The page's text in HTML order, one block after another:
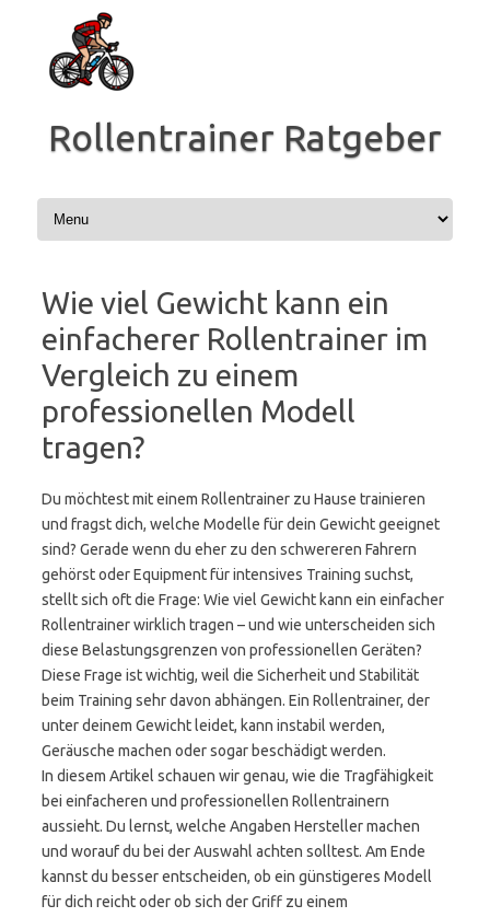
springen
Rollentrainer Ratgeber
Wie viel Gewicht kann ein
einfacherer Rollentrainer im
Vergleich zu einem
professionellen Modell
tragen?
Du möchtest mit einem Rollentrainer zu Hause trainieren
und fragst dich, welche Modelle für dein Gewicht geeignet
sind? Gerade wenn du eher zu den schwereren Fahrern
gehörst oder Equipment für intensives Training suchst,
stellt sich oft die Frage: Wie viel Gewicht kann ein einfacher
Rollentrainer wirklich tragen – und wie unterscheiden sich
diese Belastungsgrenzen von professionellen Geräten?
Diese Frage ist wichtig, weil die Sicherheit und Stabilität
beim Training sehr davon abhängen. Ein Rollentrainer, der
unter deinem Gewicht leidet, kann instabil werden,
Geräusche machen oder sogar beschädigt werden.
In diesem Artikel schauen wir genau, wie die Tragfähigkeit
bei einfacheren und professionellen Rollentrainern
aussieht. Du lernst, welche Angaben Hersteller machen
und worauf du bei der Auswahl achten solltest. Am Ende
kannst du besser entscheiden, ob ein günstigeres Modell
für dich reicht oder ob sich der Griff zu einem